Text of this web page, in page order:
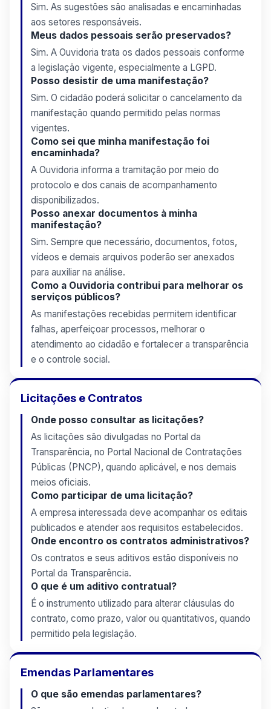
Sim. As sugestões são analisadas e encaminhadas
aos setores responsáveis.
Meus dados pessoais serão preservados?
Sim. A Ouvidoria trata os dados pessoais conforme
a legislação vigente, especialmente a LGPD.
Posso desistir de uma manifestação?
Sim. O cidadão poderá solicitar o cancelamento da
manifestação quando permitido pelas normas
vigentes.
Como sei que minha manifestação foi
encaminhada?
A Ouvidoria informa a tramitação por meio do
protocolo e dos canais de acompanhamento
disponibilizados.
Posso anexar documentos à minha
manifestação?
Sim. Sempre que necessário, documentos, fotos,
vídeos e demais arquivos poderão ser anexados
para auxiliar na análise.
Como a Ouvidoria contribui para melhorar os
serviços públicos?
As manifestações recebidas permitem identificar
falhas, aperfeiçoar processos, melhorar o
atendimento ao cidadão e fortalecer a transparência
e o controle social.
Licitações e Contratos
Onde posso consultar as licitações?
As licitações são divulgadas no Portal da
Transparência, no Portal Nacional de Contratações
Públicas (PNCP), quando aplicável, e nos demais
meios oficiais.
Como participar de uma licitação?
A empresa interessada deve acompanhar os editais
publicados e atender aos requisitos estabelecidos.
Onde encontro os contratos administrativos?
Os contratos e seus aditivos estão disponíveis no
Portal da Transparência.
O que é um aditivo contratual?
É o instrumento utilizado para alterar cláusulas do
contrato, como prazo, valor ou quantitativos, quando
permitido pela legislação.
Emendas Parlamentares
O que são emendas parlamentares?